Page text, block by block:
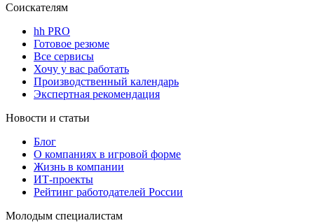
Соискателям
hh PRO
Готовое резюме
Все сервисы
Хочу у вас работать
Производственный календарь
Экспертная рекомендация
Новости и статьи
Блог
О компаниях в игровой форме
Жизнь в компании
ИТ-проекты
Рейтинг работодателей России
Молодым специалистам